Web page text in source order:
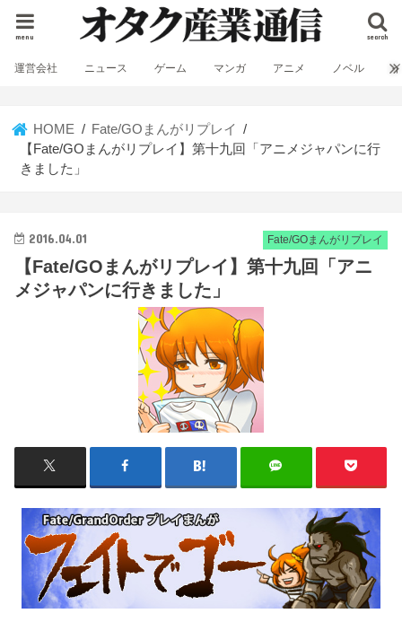
search
menu
運営会社 ニュース ゲーム マンガ アニメ ノベル
HOME
Fate/GOまんがリプレイ
【Fate/GOまんがリプレイ】第十九回「アニメジャパンに行
きました」
Fate/GOまんがリプレイ
2016.04.01
【Fate/GOまんがリプレイ】第十九回「アニ
メジャパンに行きました」